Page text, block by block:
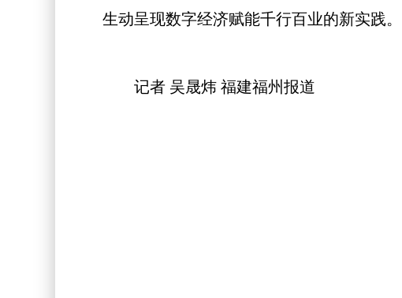
生动呈现数字经济赋能千行百业的新实践。
记者 吴晟炜 福建福州报道